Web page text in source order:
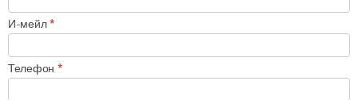
И-мейл*
Телефон *